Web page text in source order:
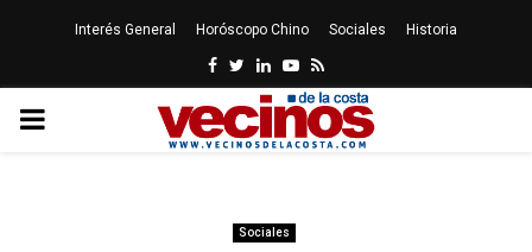
Interés General Horóscopo Chino Sociales Historia
Facebook
Twitter
LinkedinYoutube
Rss
PRIMARY
Sociales